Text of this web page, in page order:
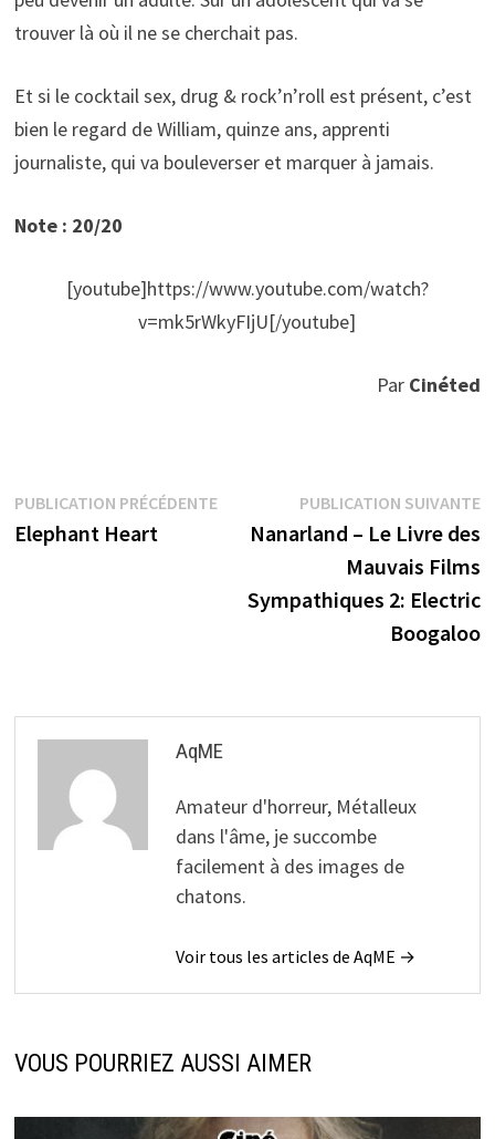
trouver là où il ne se cherchait pas.
Et si le cocktail sex, drug & rock’n’roll est présent, c’est
bien le regard de William, quinze ans, apprenti
journaliste, qui va bouleverser et marquer à jamais.
Note : 20/20
[youtube]https://www.youtube.com/watch?
v=mk5rWkyFIjU[/youtube]
Par Cinéted
Navigation
de
PUBLICATION PRÉCÉDENTEPublication
précédente :
Elephant Heart
PUBLICATION SUIVANTE
Nanarland – Le Livre des
Mauvais Films
Sympathiques 2: Electric
Boogaloo
AqME
Amateur d'horreur, Métalleux
dans l'âme, je succombe
facilement à des images de
chatons.
Voir tous les articles de AqME →
VOUS POURRIEZ AUSSI AIMER